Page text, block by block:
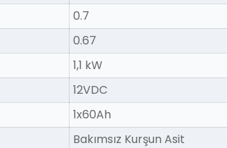
0.7
0.67
1,1 kW
12VDC
1x60Ah
Bakımsız Kurşun Asit